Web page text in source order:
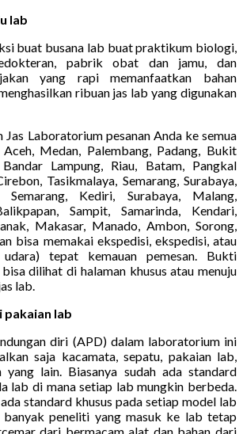
lab
buat busana lab buat praktikum biologi,
pabrik obat dan jamu, dan
yang rapi memanfaatkan bahan
ribuan jas lab yang digunakan
Jas Laboratorium pesanan Anda ke semua
Medan, Palembang, Padang, Bukit
Lampung, Riau, Batam, Pangkal
Tasikmalaya, Semarang, Surabaya,
Semarang, Kediri, Surabaya, Malang,
Sampit, Samarinda, Kendari,
Makasar, Manado, Ambon, Sorong,
bisa memakai ekspedisi, ekspedisi, atau
tepat kemauan pemesan. Bukti
dilihat di halaman khusus atau menuju
lab.
lab
diri (APD) dalam laboratorium ini
saja kacamata, sepatu, pakaian lab,
yang lain. Biasanya sudah ada standard
lab di mana setiap lab mungkin berbeda.
standard khusus pada setiap model lab
banyak peneliti yang masuk ke lab tetap
dari bermacam alat dan bahan dari